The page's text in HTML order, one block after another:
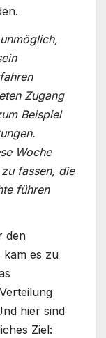
Zugang
Beispiel
Woche
fassen, die
führen
den
kam es zu
hier sind
Ziel: